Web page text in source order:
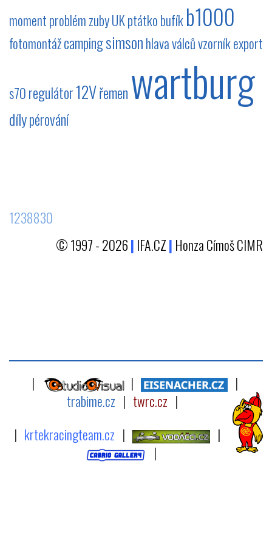
momentproblémzubyUKptátkobufíkb1000
fotomontážcampingsimsonhlava válcůvzorníkexport
s70regulátor12Vřemen wartburg
dílypérování
1238830
© 1997 - 2026| IFA.CZ| Honza Címoš CIMR
| |
|
trabime.cz | twrc.cz |
| krtekracingteam.cz |
|
|